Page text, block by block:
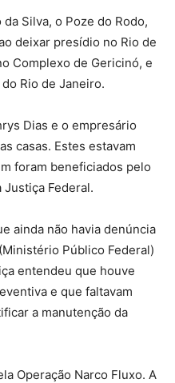
Silva, o Poze do Rodo,
deixar presídio no Rio de
Complexo de Gericinó, e
Rio de Janeiro.
Dias e o empresário
casas. Estes estavam
foram beneficiados pelo
Federal.
ainda não havia denúncia
Público Federal)
entendeu que houve
e que faltavam
a manutenção da
Operação Narco Fluxo. A